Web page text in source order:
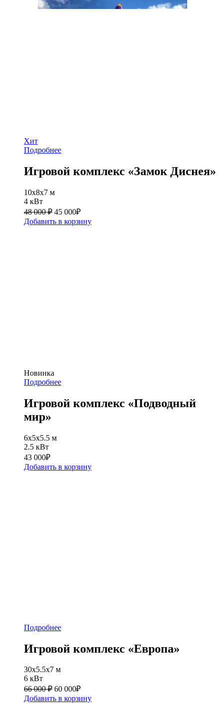
Хит
Подробнее
Игровой комплекс «Замок Диснея»
10x8x7 м
4 кВт
48 000 ₽ 45 000₽
Добавить в корзину
Новинка
Подробнее
Игровой комплекс «Подводный
мир»
6x5х5.5 м
2.5 кВт
43 000₽
Добавить в корзину
Подробнее
Игровой комплекс «Европа»
30х5.5х7 м
6 кВт
66 000 ₽ 60 000₽
Добавить в корзину